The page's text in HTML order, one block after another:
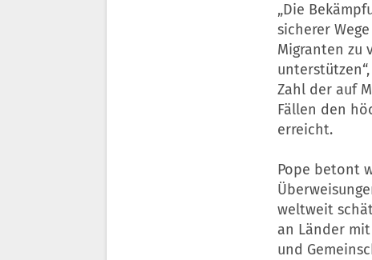
„Die
sicherer
Migranten zu
Zahl der auf
Fällen den
erreicht.
Pope betont
weltweit
an Länder
und